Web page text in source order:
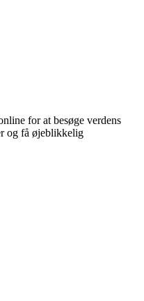
for at besøge verdens
og få øjeblikkelig